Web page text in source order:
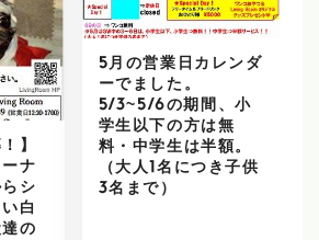
】
ナ
シ
白
の
5月の営業日カレンダ
ーでました。
5/3~5/6の期間、小
学生以下の方は無
料・中学生は半額。
（大人1名につき子供
3名まで）